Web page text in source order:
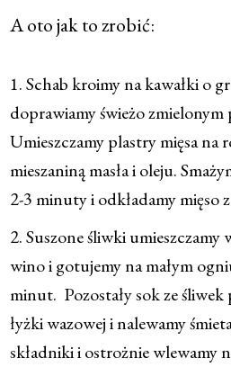
A oto jak to zrobić:
1. Schab kroimy na kawałki o
doprawiamy świeżo zmielonym
Umieszczamy plastry mięsa na
mieszaniną masła i oleju.
2-3 minuty i odkładamy mięso
2. Suszone śliwki
wino i gotujemy na małym
minut. Pozostały sok ze
łyżki wazowej i nalewamy
składniki i ostrożnie wlewamy